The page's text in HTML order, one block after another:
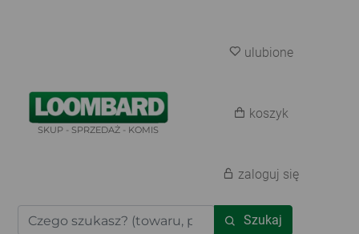
SKUP - SPRZEDAŻ - KOMIS
Szukaj
ulubione
koszyk
zaloguj się